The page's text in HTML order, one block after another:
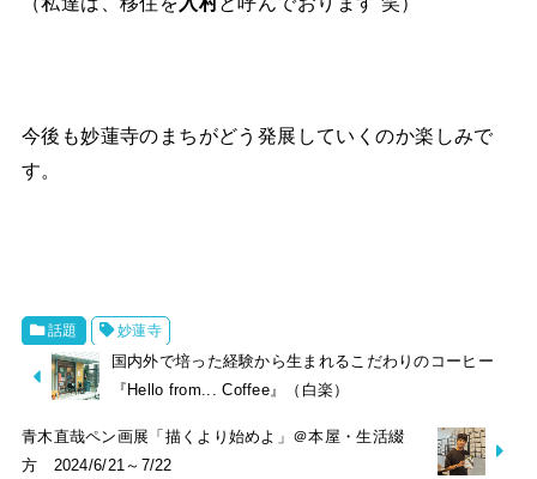
今後も妙蓮寺のまちがどう発展していくのか楽しみで
す。
話題 妙蓮寺
国内外で培った経験から生まれるこだわりのコーヒー
『Hello from... Coffee』（白楽）
青木直哉ペン画展「描くより始めよ」＠本屋・生活綴
方 2024/6/21～7/22